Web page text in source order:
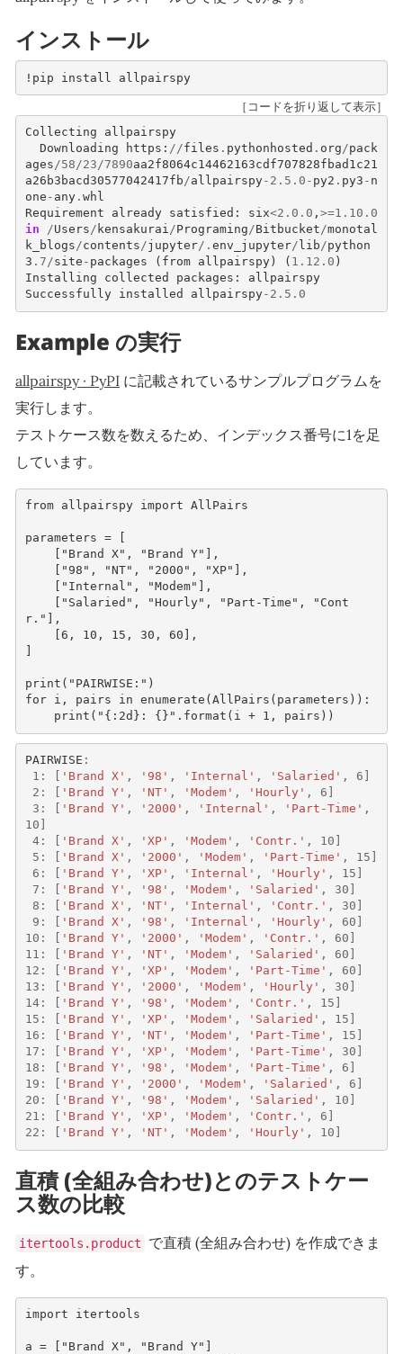
インストール
! pip install allpairspy
［コードを折り返して表示］
Collecting
allpairspy
Downloading
https : //files . pythonhosted . org/pack
ages/58/23/7890aa2f8064c14462163cdf707828fbad1c21
a26b3bacd30577042417fb/allpairspy- 2.5 . 0 - py2 . py3 - n
one - any. whl
Requirement
already satisfied : six<2.0 . 0 , >=1.10 . 0
in
/Users/ kensakurai/Programing/Bitbucket/monotal
k_blogs/contents/jupyter/. env_jupyter/ lib/python
3 . 7/site - packages ( from allpairspy) ( 1.12 . 0 )
Installing
collected packages :
allpairspy
Successfully
installed allpairspy- 2.5 . 0
Example の実行
allpairspy · PyPI に記載されているサンプルプログラムを
実行します。
テストケース数を数えるため、インデックス番号に1を足
しています。
from allpairspy import AllPairs
parameters =
"Brand X" , "Brand Y" ],
"98" , "NT" , "2000" , "XP" ],
"Internal" , "Modem" ],
"Salaried" , "Hourly" , "Part-Time" ,
"Cont
r." ],
6 , 10 , 15 , 30 , 60 ],
print ( "PAIRWISE:" )
for
i , pairs in enumerate ( AllPairs ( parameters )):
print ( " {:2d} : {} " . format ( i + 1 , pairs ))
PAIRWISE :
1 : 'Brand X' , '98' , 'Internal' , 'Salaried' , 6
2 : 'Brand Y' , 'NT' , 'Modem' , 'Hourly' , 6
3 : 'Brand Y' , '2000' , 'Internal' , 'Part-Time' ,
10
4: 'Brand X' , 'XP' , 'Modem' , 'Contr.' , 10
5 : 'Brand X' , '2000' , 'Modem' , 'Part-Time' , 15
6 : 'Brand Y' , 'XP' , 'Internal' , 'Hourly' , 15
7 : 'Brand Y' , '98' , 'Modem' , 'Salaried' , 30
8 : 'Brand X' , 'NT' , 'Internal' , 'Contr.' , 30
9 : 'Brand X' , '98' , 'Internal' , 'Hourly' , 60
10 : 'Brand Y' , '2000' , 'Modem' , 'Contr.' , 60
11 : 'Brand Y' , 'NT' , 'Modem' , 'Salaried' , 60
12 : 'Brand Y' , 'XP' , 'Modem' , 'Part-Time' , 60
13 : 'Brand Y' , '2000' , 'Modem' , 'Hourly' , 30
14: 'Brand Y' , '98' , 'Modem' , 'Contr.' , 15
15 : 'Brand Y' , 'XP' , 'Modem' , 'Salaried' , 15
16 : 'Brand Y' , 'NT' , 'Modem' , 'Part-Time' , 15
17 : 'Brand Y' , 'XP' , 'Modem' , 'Part-Time' , 30
18 : 'Brand Y' , '98' , 'Modem' , 'Part-Time' , 6
19 : 'Brand Y' , '2000' , 'Modem' , 'Salaried' , 6
20 : 'Brand Y' , '98' , 'Modem' , 'Salaried' , 10
21 : 'Brand Y' , 'XP' , 'Modem' , 'Contr.' , 6
22 : 'Brand Y' , 'NT' , 'Modem' , 'Hourly' , 10
直積 (全組み合わせ)とのテストケー
ス数の比較
itertools.product
で直積 (全組み合わせ) を作成できま
す。
import itertools
a = "Brand X" , "Brand Y"